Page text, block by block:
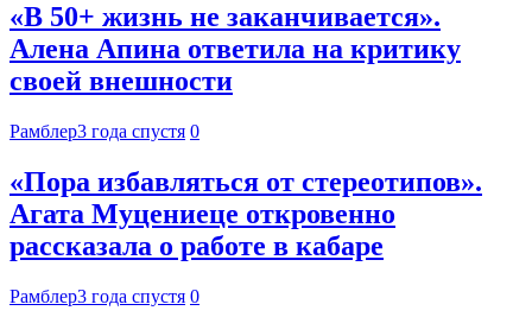
«В 50+ жизнь не заканчивается».
Алена Апина ответила на критику
своей внешности
Рамблер3 года спустя 0
«Пора избавляться от стереотипов».
Агата Муцениеце откровенно
рассказала о работе в кабаре
Рамблер3 года спустя 0